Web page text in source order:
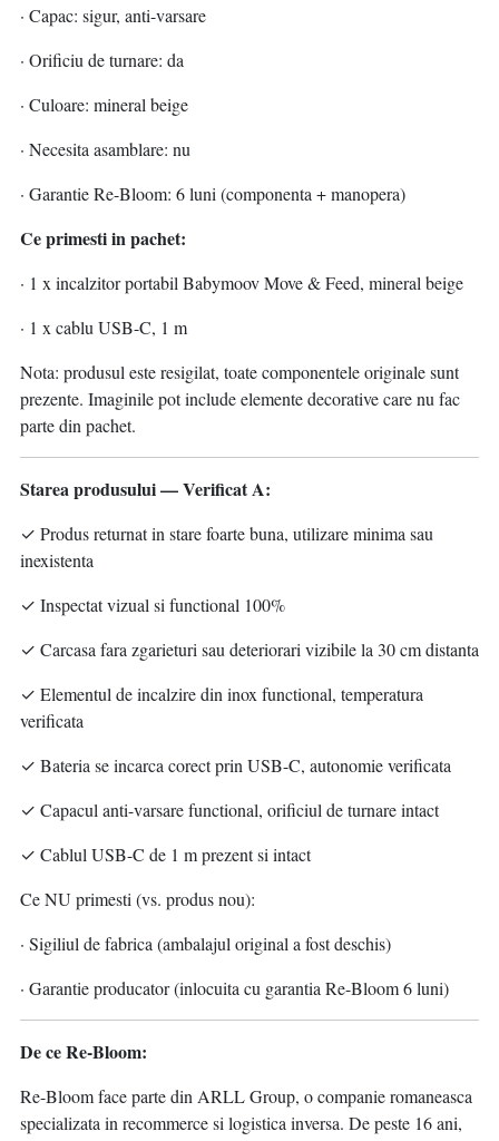
· Capac: sigur, anti-varsare
· Orificiu de turnare: da
· Culoare: mineral beige
· Necesita asamblare: nu
· Garantie Re-Bloom: 6 luni (componenta + manopera)
Ce primesti in pachet:
· 1 x incalzitor portabil Babymoov Move & Feed, mineral beige
· 1 x cablu USB-C, 1 m
Nota: produsul este resigilat, toate componentele originale sunt
prezente. Imaginile pot include elemente decorative care nu fac
parte din pachet.
Starea produsului — Verificat A:
✓ Produs returnat in stare foarte buna, utilizare minima sau
inexistenta
✓ Inspectat vizual si functional 100%
✓ Carcasa fara zgarieturi sau deteriorari vizibile la 30 cm distanta
✓ Elementul de incalzire din inox functional, temperatura
verificata
✓ Bateria se incarca corect prin USB-C, autonomie verificata
✓ Capacul anti-varsare functional, orificiul de turnare intact
✓ Cablul USB-C de 1 m prezent si intact
Ce NU primesti (vs. produs nou):
· Sigiliul de fabrica (ambalajul original a fost deschis)
· Garantie producator (inlocuita cu garantia Re-Bloom 6 luni)
De ce Re-Bloom:
Re-Bloom face parte din ARLL Group, o companie romaneasca
specializata in recommerce si logistica inversa. De peste 16 ani,